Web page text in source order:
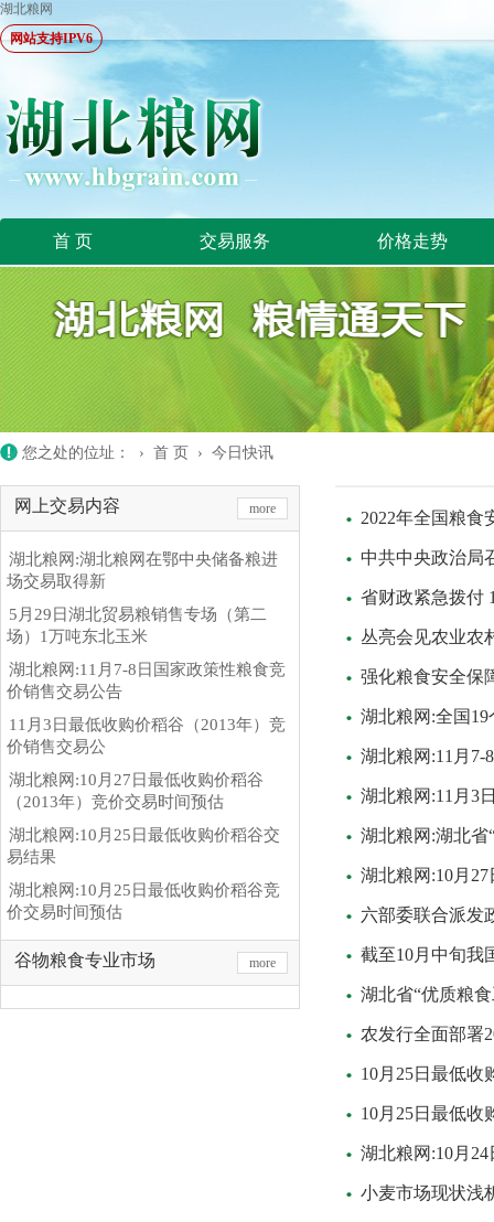
湖北粮网
网站支持IPV6
首 页 交易服务 价格走势
您之处的位址： › 首 页 › 今日快讯
网上交易内容 more
湖北粮网:湖北粮网在鄂中央储备粮进
场交易取得新
5月29日湖北贸易粮销售专场（第二
场）1万吨东北玉米
湖北粮网:11月7-8日国家政策性粮食竞
价销售交易公告
11月3日最低收购价稻谷（2013年）竞
价销售交易公
湖北粮网:10月27日最低收购价稻谷
（2013年）竞价交易时间预估
湖北粮网:10月25日最低收购价稻谷交
易结果
湖北粮网:10月25日最低收购价稻谷竞
价交易时间预估
谷物粮食专业市场 more
2022年全国粮食
中共中央政治局
省财政紧急拨付
丛亮会见农业农
强化粮食安全保
湖北粮网:全国
湖北粮网:11月7-
湖北粮网:11月3
湖北粮网:湖北省
湖北粮网:10月
六部委联合派发
截至10月中旬我
湖北省“优质粮
农发行全面部署
10月25日最低收
10月25日最低收
湖北粮网:10月
小麦市场现状浅